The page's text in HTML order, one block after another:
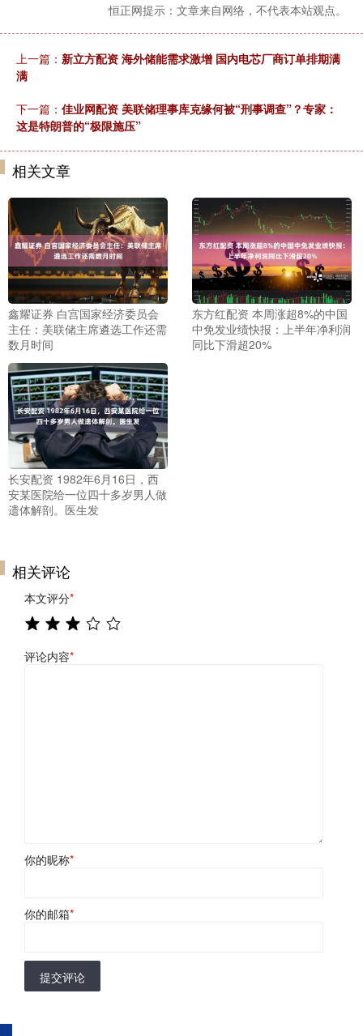
恒正网提示：文章来自网络，不代表本站观点。
上一篇： 新立方配资 海外储能需求激增 国内电芯厂商订单排期满
满
下一篇： 佳业网配资 美联储理事库克缘何被“刑事调查”？专家：
这是特朗普的“极限施压”
相关文章
鑫耀证券 白宫国家经济委员会
主任：美联储主席遴选工作还需
数月时间
东方红配资 本周涨超8%的中国
中免发业绩快报：上半年净利润
同比下滑超20%
长安配资 1982年6月16日，西
安某医院给一位四十多岁男人做
遗体解剖。医生发
相关评论
本文评分*
评论内容*
你的昵称*
你的邮箱*
提交评论